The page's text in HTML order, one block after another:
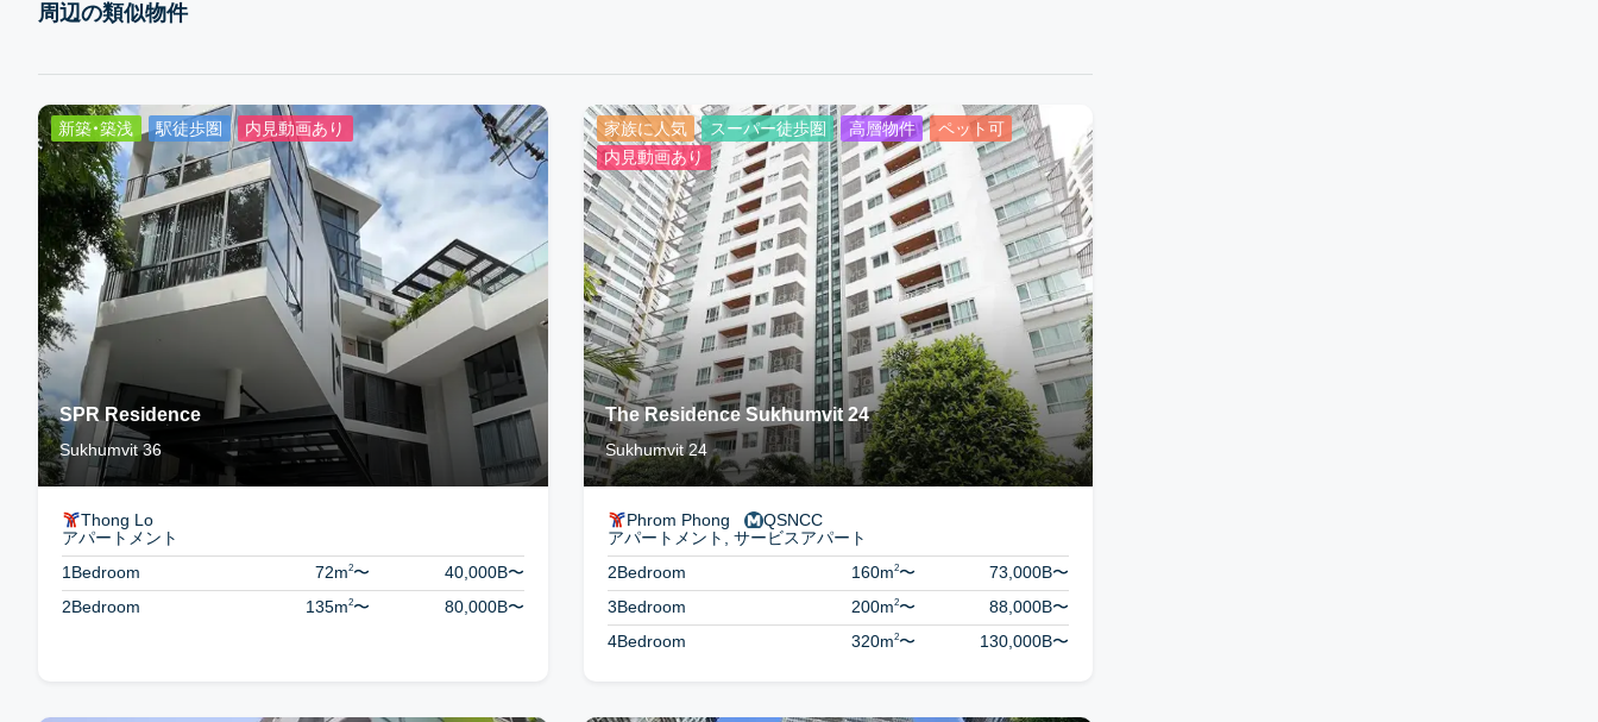
周辺の類似物件
新築・築浅 駅徒歩圏 内見動画あり
SPR Residence
Sukhumvit 36
Thong Lo
アパートメント
1Bedroom
72m2〜 40,000B〜
2Bedroom
135m2〜 80,000B〜
家族に人気 スーパー徒歩圏 高層物件
ペット可
内見動画あり
The Residence Sukhumvit 24
Sukhumvit 24
Phrom Phong QSNCC
アパートメント, サービスアパート
2Bedroom
160m2〜 73,000B〜
3Bedroom
200m2〜 88,000B〜
4Bedroom
320m2〜 130,000B〜